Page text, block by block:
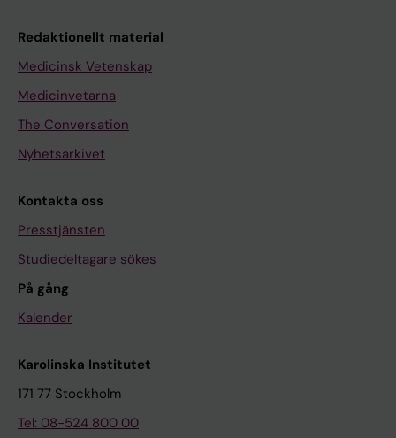
Redaktionellt material
Medicinsk Vetenskap
Medicinvetarna
The Conversation
Nyhetsarkivet
Kontakta oss
Presstjänsten
Studiedeltagare sökes
På gång
Kalender
Karolinska Institutet
171 77 Stockholm
Tel: 08-524 800 00